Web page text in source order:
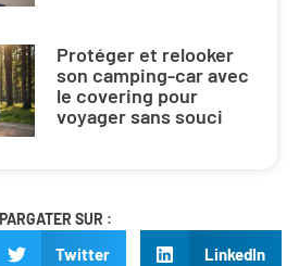
Protéger et relooker
son camping-car avec
le covering pour
voyager sans souci
PARGATER SUR :
Twitter LinkedIn